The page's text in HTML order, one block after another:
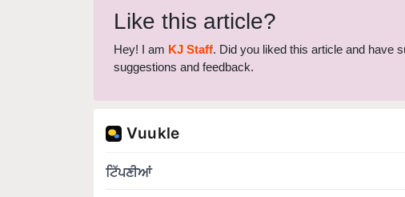
Like this article?
suggestions and feedback.